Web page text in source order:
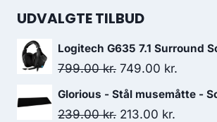
UDVALGTE TILBUD
Logitech G635 7.1 Surround
799.00kr. Original
price
was:
749.00 kr.
price
Glorious - Stål musemåtte -
239.00kr. Original
213.00 kr.